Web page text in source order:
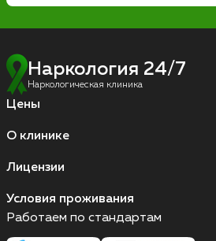
Наркология 24/7
Наркологическая клиника
Цены
О клинике
Лицензии
Условия проживания
Работаем по стандартам